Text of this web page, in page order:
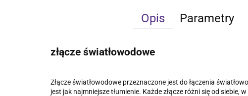
Opis Parametry
złącze światłowodowe
Złącze światłowodowe przeznaczone jest dołączenia
jest jak najmniejsze tłumienie. Każde złącze różni się od